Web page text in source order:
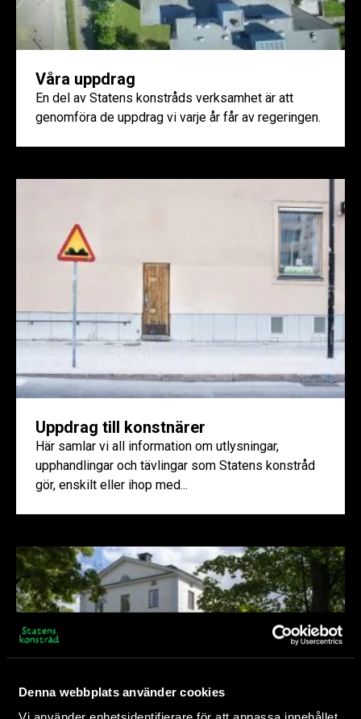
Denna webbplats använder cookies
Våra uppdrag
En del av Statens konstråds verksamhet är att
genomföra de uppdrag vi varje år får av regeringen.
Uppdrag till konstnärer
Här samlar vi all information om utlysningar,
upphandlingar och tävlingar som Statens konstråd
gör, enskilt eller ihop med...